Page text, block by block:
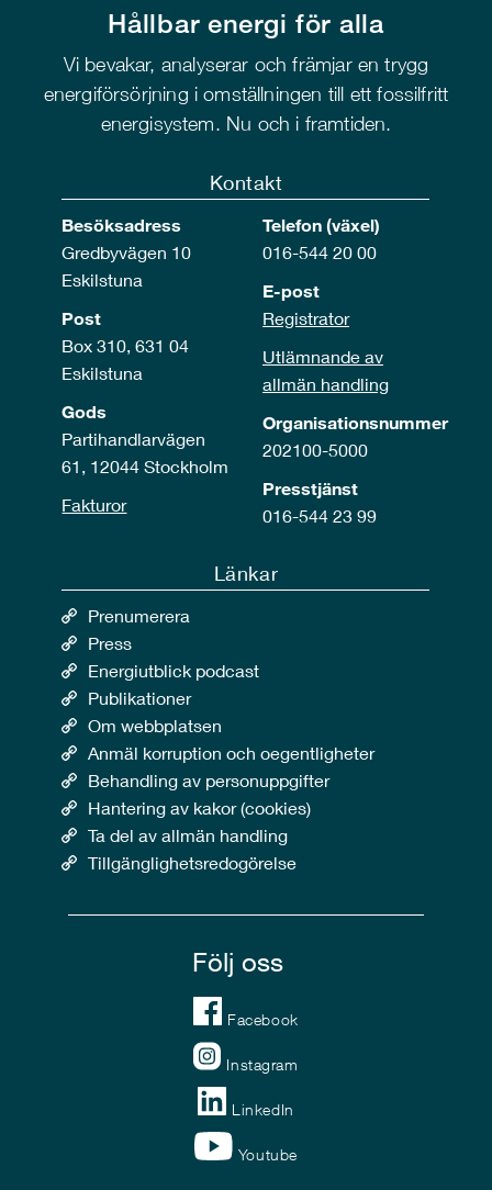
Hållbar energi för alla
Vi bevakar, analyserar och främjar en trygg
energiförsörjning i omställningen till ett fossilfritt
energisystem. Nu och i framtiden.
Kontakt
Besöksadress
Gredbyvägen 10
Eskilstuna
Post
Box 310, 631 04
Eskilstuna
Gods
Partihandlarvägen
61, 12044 Stockholm
Fakturor
Telefon (växel)
016-544 20 00
E-post
Registrator
Utlämnande av
allmän handling
Organisationsnummer
202100-5000
Presstjänst
016-544 23 99
Länkar
Prenumerera
Press
Energiutblick podcast
Publikationer
Om webbplatsen
Anmäl korruption och oegentligheter
Behandling av personuppgifter
Hantering av kakor (cookies)
Ta del av allmän handling
Tillgänglighetsredogörelse
Följ oss
Facebook
Instagram
LinkedIn
Youtube